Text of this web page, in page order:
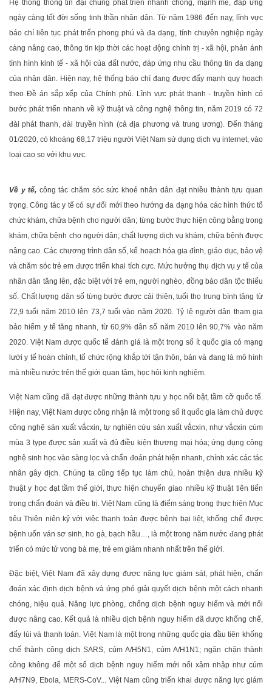
Hệ thống thông tin đại chúng phát triển nhanh chóng, mạnh mẽ, đáp ứng
ngày càng tốt đời sống tinh thần nhân dân. Từ năm 1986 đến nay, lĩnh vực
báo chí liên tục phát triển phong phú và đa dạng, tính chuyên nghiệp ngày
càng nâng cao, thông tin kịp thời các hoạt động chính trị - xã hội, phản ánh
tình hình kinh tế - xã hội của đất nước, đáp ứng nhu cầu thông tin đa dạng
của nhân dân. Hiện nay, hệ thống báo chí đang được đẩy mạnh quy hoạch
theo Đề án sắp xếp của Chính phủ. Lĩnh vực phát thanh - truyền hình có
bước phát triển nhanh về kỹ thuật và công nghệ thông tin, năm 2019 có 72
đài phát thanh, đài truyền hình (cả địa phương và trung ương). Đến tháng
01/2020, có khoảng 68,17 triệu người Việt Nam sử dụng dịch vụ internet, vào
loại cao so với khu vực.
Về y tế, công tác chăm sóc sức khoẻ nhân dân đạt nhiều thành tựu quan
trọng. Công tác y tế có sự đổi mới theo hướng đa dạng hóa các hình thức tổ
chức khám, chữa bệnh cho người dân; từng bước thực hiện công bằng trong
khám, chữa bệnh cho người dân; chất lượng dịch vụ khám, chữa bệnh được
nâng cao. Các chương trình dân số, kế hoạch hóa gia đình, giáo dục, bảo vệ
và chăm sóc trẻ em được triển khai tích cực. Mức hưởng thụ dịch vụ y tế của
nhân dân tăng lên, đặc biệt với trẻ em, người nghèo, đồng bào dân tộc thiểu
số. Chất lượng dân số từng bước được cải thiện, tuổi thọ trung bình tăng từ
72,9 tuổi năm 2010 lên 73,7 tuổi vào năm 2020. Tỷ lệ người dân tham gia
bảo hiểm y tế tăng nhanh, từ 60,9% dân số năm 2010 lên 90,7% vào năm
2020. Việt Nam được quốc tế đánh giá là một trong số ít quốc gia có mạng
lưới y tế hoàn chỉnh, tổ chức rộng khắp tới tận thôn, bản và đang là mô hình
mà nhiều nước trên thế giới quan tâm, học hỏi kinh nghiệm.
Việt Nam cũng đã đạt được những thành tựu y học nổi bật, tầm cỡ quốc tế.
Hiện nay, Việt Nam được công nhận là một trong số ít quốc gia làm chủ được
công nghệ sản xuất vắcxin, tự nghiên cứu sản xuất vắcxin, như vắcxin cúm
mùa 3 type được sản xuất và đủ điều kiện thương mại hóa; ứng dụng công
nghệ sinh học vào sàng lọc và chẩn đoán phát hiện nhanh, chính xác các tác
nhân gây dịch. Chúng ta cũng tiếp tục làm chủ, hoàn thiện đưa nhiều kỹ
thuật y học đạt tầm thế giới, thực hiện chuyển giao nhiều kỹ thuật tiên tiến
trong chẩn đoán và điều trị. Việt Nam cũng là điểm sáng trong thực hiện Mục
tiêu Thiên niên kỷ với việc thanh toán được bệnh bại liệt, khống chế được
bệnh uốn ván sơ sinh, ho gà, bạch hầu…, là một trong năm nước đang phát
triển có mức tử vong bà mẹ, trẻ em giảm nhanh nhất trên thế giới.
Đặc biệt, Việt Nam đã xây dựng được năng lực giám sát, phát hiện, chẩn
đoán xác định dịch bệnh và ứng phó giải quyết dịch bệnh một cách nhanh
chóng, hiệu quả. Năng lực phòng, chống dịch bệnh nguy hiểm và mới nổi
được nâng cao. Kết quả là nhiều dịch bệnh nguy hiểm đã được khống chế,
đẩy lùi và thanh toán. Việt Nam là một trong những quốc gia đầu tiên khống
chế thành công dịch SARS, cúm A/H5N1, cúm A/H1N1; ngăn chặn thành
công không để một số dịch bệnh nguy hiểm mới nổi xâm nhập như cúm
A/H7N9, Ebola, MERS-CoV... Việt Nam cũng triển khai được năng lực giám